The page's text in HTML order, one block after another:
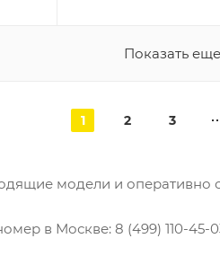
Показать еще
1 2 3
модели и оперативно
в Москве: 8 (499) 110-45-